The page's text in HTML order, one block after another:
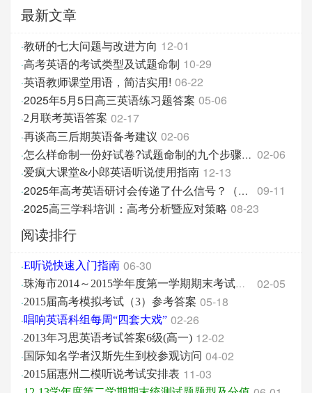
最新文章
·教研的七大问题与改进方向 12-01
·高考英语的考试类型及试题命制 10-29
·英语教师课堂用语，简洁实用! 06-22
·2025年5月5日高三英语练习题答案 05-06
·2月联考英语答案 02-17
·再谈高三后期英语备考建议 02-06
· 怎么样命制一份好试卷?试题命制的九个步骤及注意事项 02-06
·爱疯大课堂&小郎英语听说使用指南 12-13
· 2025年高考英语研讨会传递了什么信号？（第一轮复习 09-11
·2025高三学科培训：高考分析暨应对策略 08-23
阅读排行
·E听说快速入门指南 06-30
· 02-05
·2015届高考模拟考试（3）参考答案 05-18
·唱响英语科组每周“四套大戏” 02-26
·2013年习思英语考试答案6级(高一) 12-02
·国际知名学者汉斯先生到校参观访问 04-02
·2015届惠州二模听说考试安排表 11-03